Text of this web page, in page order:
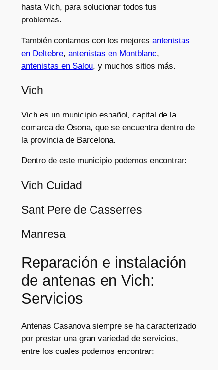
hasta Vich, para solucionar todos tus
problemas.
También contamos con los mejores antenistas
en Deltebre, antenistas en Montblanc,
antenistas en Salou, y muchos sitios más.
Vich
Vich es un municipio español, capital de la
comarca de Osona, que se encuentra dentro de
la provincia de Barcelona.
Dentro de este municipio podemos encontrar:
Vich Cuidad
Sant Pere de Casserres
Manresa
Reparación e instalación
de antenas en Vich:
Servicios
Antenas Casanova siempre se ha caracterizado
por prestar una gran variedad de servicios,
entre los cuales podemos encontrar: